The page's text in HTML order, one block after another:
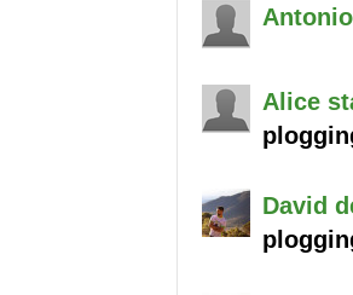
Antonio
Alice
David